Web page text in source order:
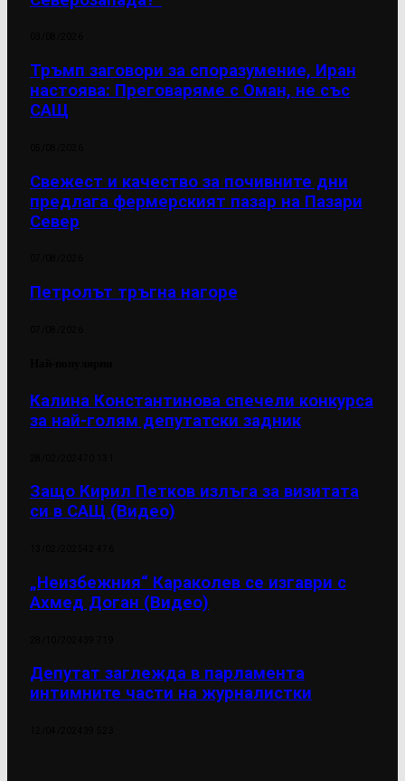
Тръмп заговори за споразумение, Иран
настоява: Преговаряме с Оман, не със
САЩ
Свежест и качество за почивните дни
предлага фермерският пазар на Пазари
Север
Петролът тръгна нагоре
Калина Константинова спечели конкурса
за най-голям депутатски задник
Защо Кирил Петков излъга за визитата
си в САЩ (Видео)
„Неизбежния“ Караколев се изгаври с
Ахмед Доган (Видео)
Депутат заглежда в парламента
интимните части на журналистки